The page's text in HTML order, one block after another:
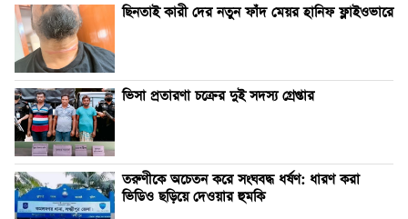
ছিনতাই কারী দের নতুন ফাঁদ মেয়র হানিফ ফ্লাইওভারে
ভিসা প্রতারণা চক্রের দুই সদস্য গ্রেপ্তার
তরুণীকে অচেতন করে সংঘবদ্ধ ধর্ষণ: ধারণ করা
ভিডিও ছড়িয়ে দেওয়ার হুমকি